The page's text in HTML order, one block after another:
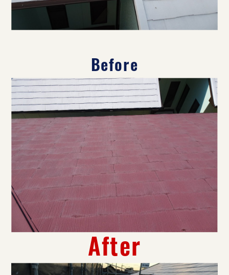
Before
After